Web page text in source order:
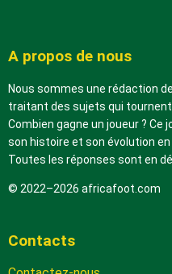
A propos de nous
Nous sommes une rédaction
traitant des sujets qui
Combien gagne un joueur ? Ce
son histoire et son évolution
Toutes les réponses sont en
© 2022–2026 africafoot.com
Contacts